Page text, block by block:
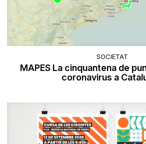
SOCIETAT
MAPES La cinquantena de
coronavirus a